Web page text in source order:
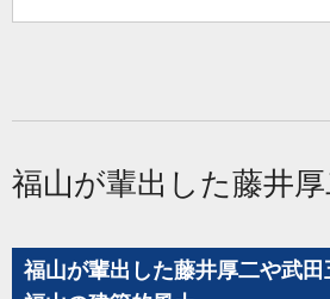
福山が輩出した藤井
福山が輩出した藤井厚二や武田